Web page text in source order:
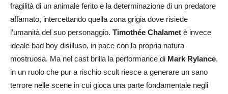
fragilità di un animale ferito e la determinazione di un predatore
affamato, intercettando quella zona grigia dove risiede
l’umanità del suo personaggio. Timothée Chalamet è invece
ideale bad boy disilluso, in pace con la propria natura
mostruosa. Ma nel cast brilla la performance di Mark Rylance,
in un ruolo che pur a rischio scult riesce a generare un sano
terrore nelle scene in cui gioca una parte fondamentale negli